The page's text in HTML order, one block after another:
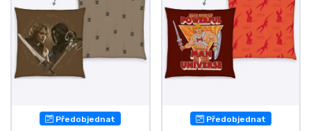
Předobjednat Předobjednat